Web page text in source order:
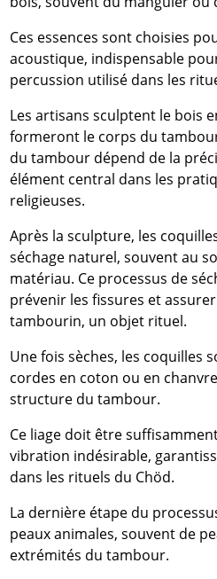
Ces essences sont choisies
acoustique, indispensable
percussion utilisé dans les
Les artisans sculptent le bois
formeront le corps du
du tambour dépend de la
élément central dans les
religieuses.
Après la sculpture, les
séchage naturel, souvent au
matériau. Ce processus de
prévenir les fissures et
tambourin, un objet rituel.
Une fois sèches, les coquilles
cordes en coton ou en
structure du tambour.
Ce liage doit être
vibration indésirable,
dans les rituels du Chöd.
La dernière étape du
peaux animales, souvent de
extrémités du tambour.